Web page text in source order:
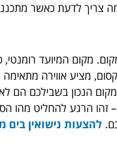
צריך לדעת כאשר
מקום המיועד רומנטי,
מציע אווירה
הנכון בשבילכם הם
זהו הרגע להחליט מהו
להצעות נישואין בים